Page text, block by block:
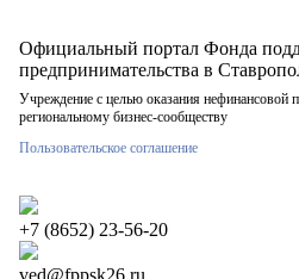
Официальный портал Фонда
предпринимательства в
Учреждение с целью оказания нефинансовой
региональному бизнес-сообществу
Пользовательское соглашение
+7 (8652) 23-56-20
ved@fppsk26.ru